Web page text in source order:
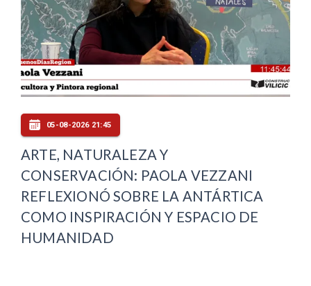
05-08-2026 21:45
ARTE, NATURALEZA Y
CONSERVACIÓN: PAOLA VEZZANI
REFLEXIONÓ SOBRE LA ANTÁRTICA
COMO INSPIRACIÓN Y ESPACIO DE
HUMANIDAD